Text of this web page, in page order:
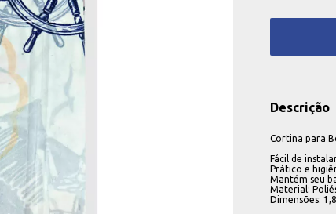
Descrição
Cortina para
Fácil de
Prático e
Mantém seu
Material:
Dimensões: